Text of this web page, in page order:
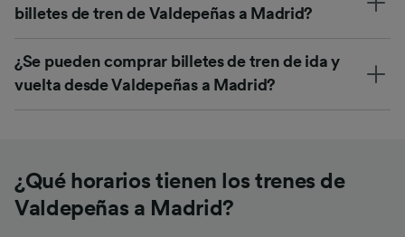
billetes de tren de Valdepeñas a Madrid?
¿Se pueden comprar billetes de tren de ida y
vuelta desde Valdepeñas a Madrid?
¿Qué horarios tienen los trenes de
Valdepeñas a Madrid?